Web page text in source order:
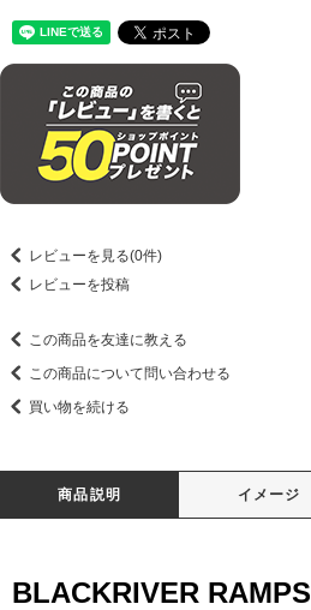
レビューを見る(0件)
レビューを投稿
この商品を友達に教える
この商品について問い合わせる
買い物を続ける
商品説明 イメージ
BLACKRIVER RAMPS